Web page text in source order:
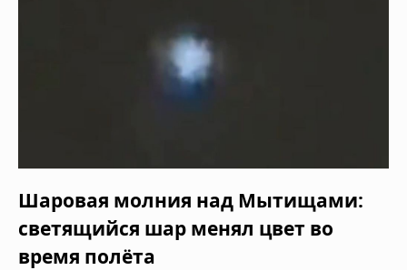
Шаровая молния над Мытищами:
светящийся шар менял цвет во
время полёта